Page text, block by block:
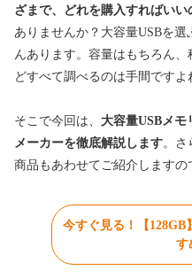
ざまで、どれを購入すればいい
ありませんか？ 大容量USBを選
んあります。容量はもちろん
どすべて調べるのは手間ですよ
そこで今回は、 大容量USBメ
メーカーを徹底解説します。さ
商品もあわせてご紹介しますの
今すぐ見る！【128GB
す